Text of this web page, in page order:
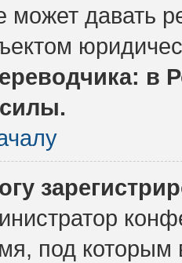
может давать
в
под которым